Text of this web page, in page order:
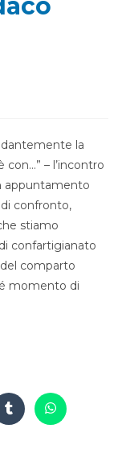
la
– l’incontro
appuntamento
di confronto,
stiamo
confartigianato
comparto
momento di